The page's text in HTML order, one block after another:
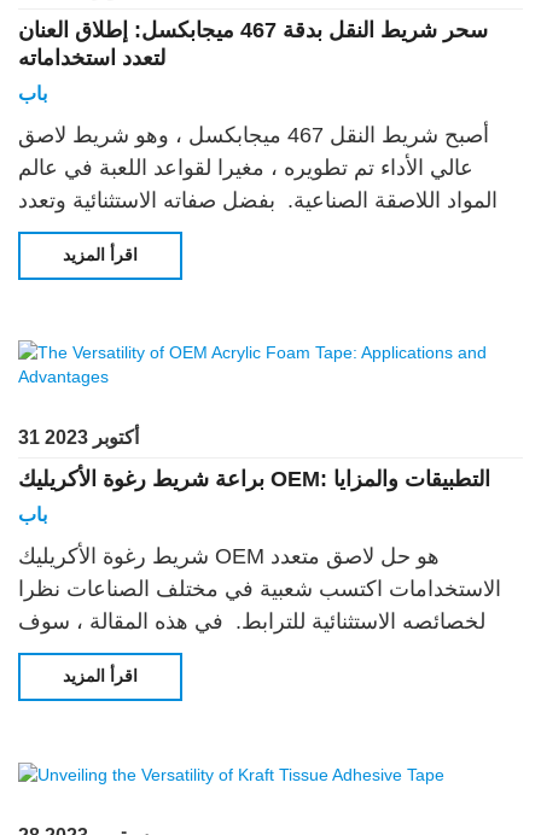
سحر شريط النقل بدقة 467 ميجابكسل: إطلاق العنان
لتعدد استخداماته
باب
أصبح شريط النقل 467 ميجابكسل ، وهو شريط لاصق
عالي الأداء تم تطويره ، مغيرا لقواعد اللعبة في عالم
المواد اللاصقة الصناعية. بفضل صفاته الاستثنائية وتعدد
استخداماته ، يعد شريط النقل 467 ميجابكسل الخيار
الأفضلاقرأ المزيد
31 أكتوبر 2023
براعة شريط رغوة الأكريليك OEM: التطبيقات والمزايا
باب
شريط رغوة الأكريليك OEM هو حل لاصق متعدد
الاستخدامات اكتسب شعبية في مختلف الصناعات نظرا
لخصائصه الاستثنائية للترابط. في هذه المقالة ، سوف
نستكشف عالم OEM Acrylic Foa
اقرأ المزيد